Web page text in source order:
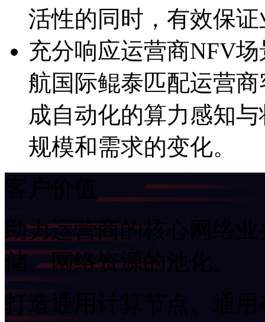
活性的同时，有效
充分响应运营商NFV场
航国际鲲泰匹配运营商
成自动化的算力感知与
规模和需求的变化。
助力运营商的核心网络业务
储、网络资源的池化。
打造通用计算节点、通